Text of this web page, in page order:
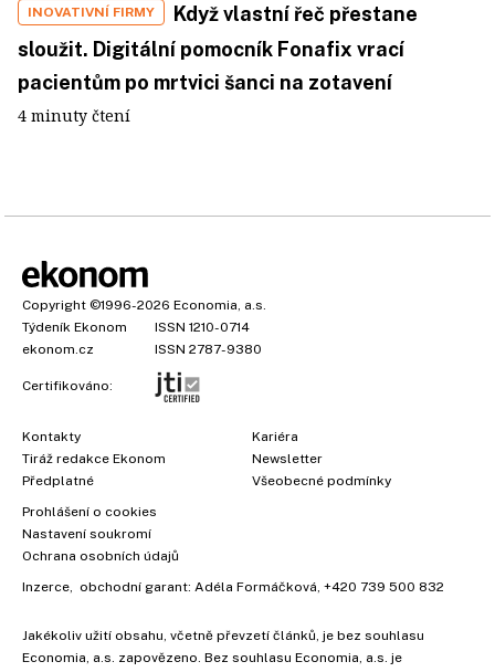
INOVATIVNÍ FIRMY
Když vlastní řeč přestane
sloužit. Digitální pomocník Fonafix vrací
pacientům po mrtvici šanci na zotavení
4 minuty čtení
Copyright ©1996-2026 Economia, a.s.
Týdeník Ekonom
ISSN 1210-0714
ekonom.cz
ISSN 2787-9380
Certifikováno:
Kontakty
Tiráž redakce Ekonom
Předplatné
Kariéra
Newsletter
Všeobecné podmínky
Prohlášení o cookies
Nastavení soukromí
Ochrana osobních údajů
Inzerce , obchodní garant: Adéla Formáčková +420 739 500 832
Jakékoliv užití obsahu, včetně převzetí článků, je bez souhlasu
Economia, a.s. zapovězeno. Bez souhlasu Economia, a.s. je